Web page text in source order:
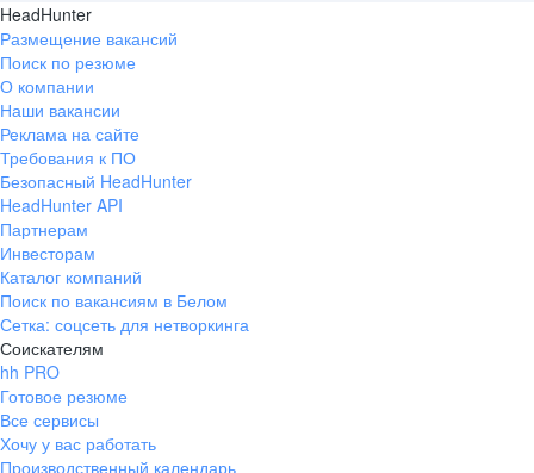
HeadHunter
Размещение вакансий
Поиск по резюме
О компании
Наши вакансии
Реклама на сайте
Требования к ПО
Безопасный HeadHunter
HeadHunter API
Партнерам
Инвесторам
Каталог компаний
Поиск по вакансиям в Белом
Сетка: соцсеть для нетворкинга
Соискателям
hh PRO
Готовое резюме
Все сервисы
Хочу у вас работать
Производственный календарь